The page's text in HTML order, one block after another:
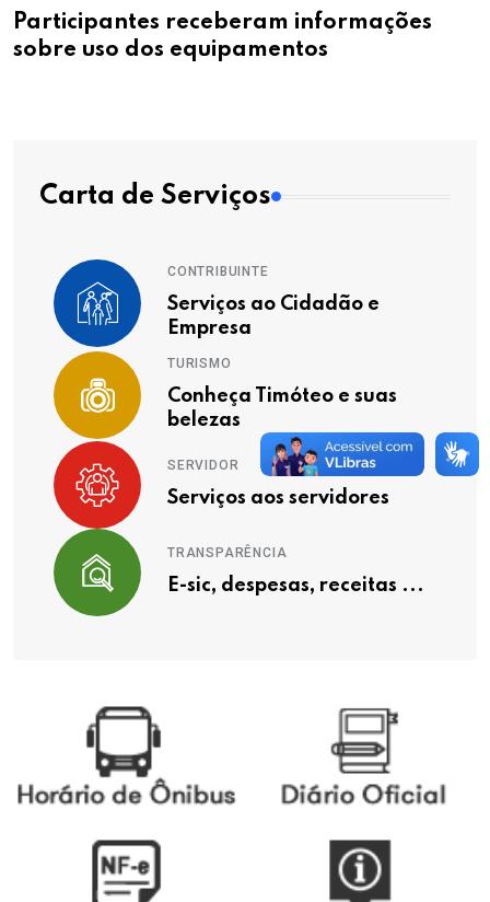
Participantes receberam informações
sobre uso dos equipamentos
Carta de Serviços
CONTRIBUINTE
Serviços ao Cidadão e
Empresa
TURISMO
Conheça Timóteo e suas
belezas
SERVIDOR
Serviços aos servidores
TRANSPARÊNCIA
E-sic, despesas, receitas ...